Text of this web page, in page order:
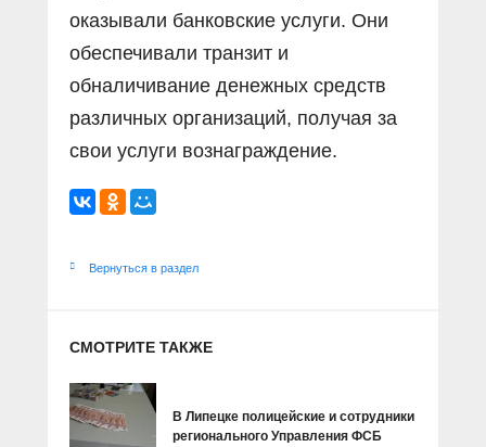
оказывали банковские услуги. Они
обеспечивали транзит и
обналичивание денежных средств
различных организаций, получая за
свои услуги вознаграждение.
Вернуться в раздел
СМОТРИТЕ ТАКЖЕ
В Липецке полицейские и сотрудники
регионального Управления ФСБ